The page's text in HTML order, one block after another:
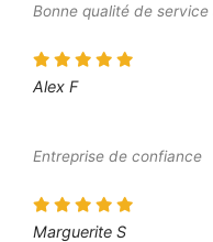
Bonne qualité de
Alex F
Entreprise de confiance
Marguerite S